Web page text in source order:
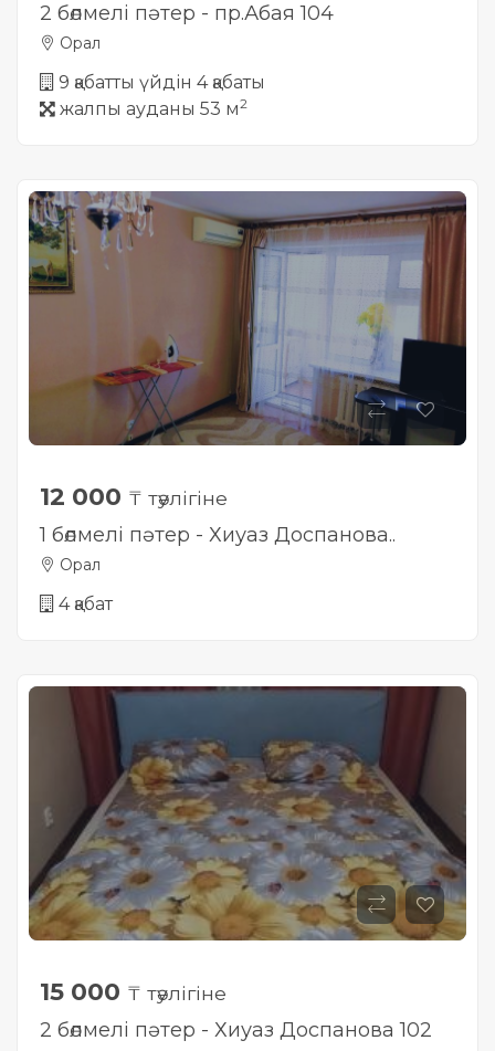
2 бөлмелі пәтер - пр.Абая 104
Орал
9 қабатты үйдін 4 қабаты
жалпы ауданы 53 м2
12 000 ₸ тәулігіне
1 бөлмелі пәтер - Хиуаз Доспанова..
Орал
4 қабат
15 000 ₸ тәулігіне
2 бөлмелі пәтер - Хиуаз Доспанова 102